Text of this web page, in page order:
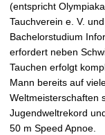
(entspricht
Tauchverein e. V.
Bachelorstudium
erfordert neben
Tauchen erfolgt
Mann bereits auf
Weltmeisterschaften
Jugendweltrekord
50 m Speed Apnoe.